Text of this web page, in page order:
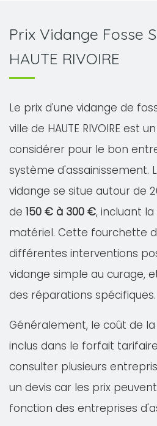
Prix Vidange Fosse
HAUTE RIVOIRE
Le prix d'une vidange de
ville de HAUTE RIVOIRE est
considérer pour le bon
système d'assainissement.
vidange se situe autour de
de 150 € à 300 €, incluant
matériel. Cette fourchette
différentes interventions
vidange simple au curage,
des réparations spécifiques.
Généralement, le coût de
inclus dans le forfait
consulter plusieurs
un devis car les prix
fonction des entreprises